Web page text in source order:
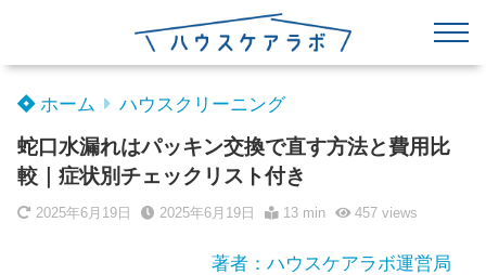
ホーム ハウスクリーニング
蛇口水漏れはパッキン交換で直す方法と費用比
較｜症状別チェックリスト付き
2025年6月19日 2025年6月19日 13 min 457 views
著者：ハウスケアラボ運営局